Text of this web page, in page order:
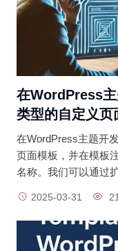
在WordPress
类型的自定义页
在WordPress主题开
页面模板，并在模板
名称。我们可以通过
2025-03-31